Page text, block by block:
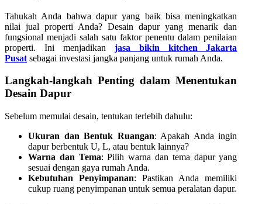
Tahukah Anda bahwa dapur yang baik bisa meningkatkan
nilai jual properti Anda? Desain dapur yang menarik dan
fungsional menjadi salah satu faktor penentu dalam penilaian
properti. Ini menjadikan jasa bikin kitchen Jakarta
Pusat sebagai investasi jangka panjang untuk rumah Anda.
Langkah-langkah Penting dalam Menentukan
Desain Dapur
Sebelum memulai desain, tentukan terlebih dahulu:
Ukuran dan Bentuk Ruangan: Apakah Anda ingin
dapur berbentuk U, L, atau bentuk lainnya?
Warna dan Tema: Pilih warna dan tema dapur yang
sesuai dengan gaya rumah Anda.
Kebutuhan Penyimpanan: Pastikan Anda memiliki
cukup ruang penyimpanan untuk semua peralatan dapur.